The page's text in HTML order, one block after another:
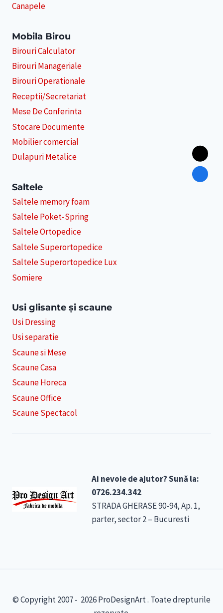
Canapele
Mobila Birou
Birouri Calculator
Birouri Manageriale
Birouri Operationale
Receptii/Secretariat
Mese De Conferinta
Stocare Documente
Mobilier comercial
Dulapuri Metalice
Saltele
Saltele memory foam
Saltele Poket-Spring
Saltele Ortopedice
Saltele Superortopedice
Saltele Superortopedice Lux
Somiere
Usi glisante și scaune
Usi Dressing
Usi separatie
Scaune si Mese
Scaune Casa
Scaune Horeca
Scaune Office
Scaune Spectacol
Ai nevoie de ajutor? Sună la:
0726.234.342
STRADA GHERASE 90-94, Ap. 1,
parter, sector 2 – Bucuresti
© Copyright 2007 - 2026 ProDesignArt . Toate drepturile